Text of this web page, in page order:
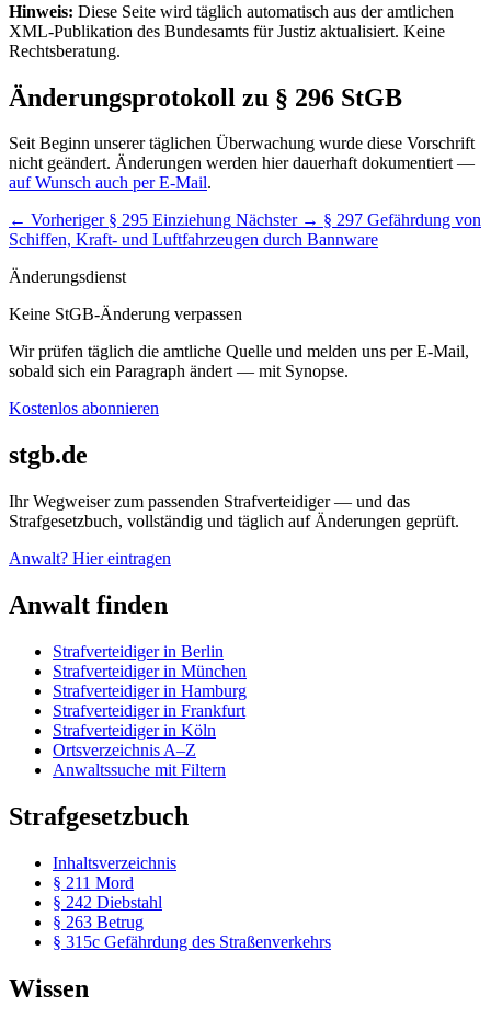
Hinweis: Diese Seite wird täglich automatisch aus der amtlichen
XML-Publikation des Bundesamts für Justiz aktualisiert. Keine
Rechtsberatung.
Änderungsprotokoll zu § 296 StGB
Seit Beginn unserer täglichen Überwachung wurde diese Vorschrift
nicht geändert. Änderungen werden hier dauerhaft dokumentiert —
auf Wunsch auch per E-Mail.
← Vorheriger § 295 Einziehung Nächster → § 297 Gefährdung von
Schiffen, Kraft- und Luftfahrzeugen durch Bannware
Änderungsdienst
Keine StGB-Änderung verpassen
Wir prüfen täglich die amtliche Quelle und melden uns per E-Mail,
sobald sich ein Paragraph ändert — mit Synopse.
Kostenlos abonnieren
stgb.de
Ihr Wegweiser zum passenden Strafverteidiger — und das
Strafgesetzbuch, vollständig und täglich auf Änderungen geprüft.
Anwalt? Hier eintragen
Anwalt finden
Strafverteidiger in Berlin
Strafverteidiger in München
Strafverteidiger in Hamburg
Strafverteidiger in Frankfurt
Strafverteidiger in Köln
Ortsverzeichnis A–Z
Anwaltssuche mit Filtern
Strafgesetzbuch
Inhaltsverzeichnis
§ 211 Mord
§ 242 Diebstahl
§ 263 Betrug
§ 315c Gefährdung des Straßenverkehrs
Wissen